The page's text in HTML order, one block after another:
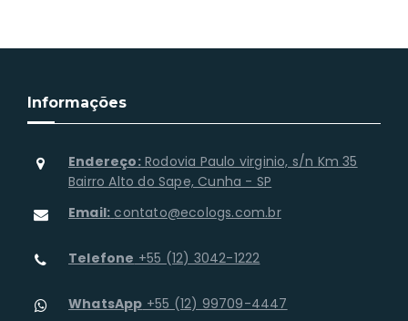
Informações
Endereço:Rodovia Paulo virginio, s/n Km 35
Bairro Alto do Sape, Cunha - SP
Email: contato@ecologs.com.br
Telefone +55 (12) 3042-1222
WhatsApp +55 (12) 99709-4447